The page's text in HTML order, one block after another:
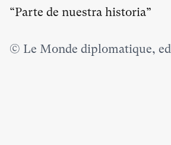
“Parte de nuestra historia”
© Le Monde diplomatique,